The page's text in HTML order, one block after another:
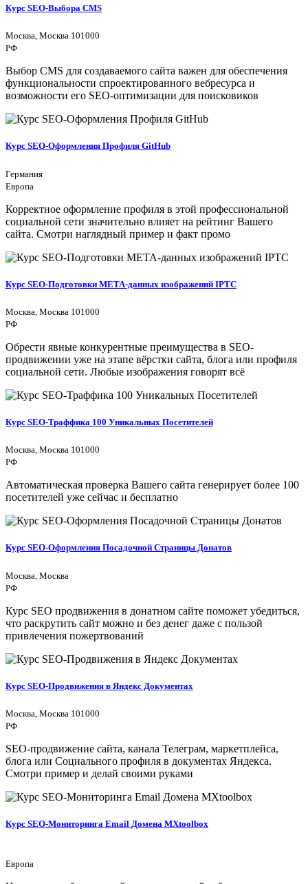
Курс SEO-Выбора CMS
Москва, Москва 101000
РФ
Выбор CMS для создаваемого сайта важен для обеспечения
функциональности спроектированного вебресурса и
возможности его SEO-оптимизации для поисковиков
Курс SEO-Оформления Профиля GitHub
Германия
Европа
Корректное оформление профиля в этой профессиональной
социальной сети значительно влияет на рейтинг Вашего
сайта. Смотри наглядный пример и факт промо
Курс SEO-Подготовки МЕТА-данных изображений IPTC
Москва, Москва 101000
РФ
Обрести явные конкурентные преимущества в SEO-
продвижении уже на этапе вёрстки сайта, блога или профиля
социальной сети. Любые изображения говорят всё
Курс SEO-Траффика 100 Уникальных Посетителей
Москва, Москва 101000
РФ
Автоматическая проверка Вашего сайта генерирует более 100
посетителей уже сейчас и бесплатно
Курс SEO-Оформления Посадочной Страницы Донатов
Москва, Москва
РФ
Курс SEO продвижения в донатном сайте поможет убедиться,
что раскрутить сайт можно и без денег даже с пользой
привлечения пожертвований
Курс SEO-Продвижения в Яндекс Документах
Москва, Москва 101000
РФ
SEO-продвижение сайта, канала Телеграм, маркетплейса,
блога или Социального профиля в документах Яндекса.
Смотри пример и делай своими руками
Курс SEO-Мониторинга Email Домена MXtoolbox
Европа